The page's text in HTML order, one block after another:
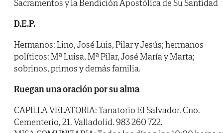
Sacramentos y la Bendición Apostólica de Su Santidad
D.E.P.
Hermanos: Lino, José Luis, Pilar y Jesús; hermanos
políticos: Mª Luisa, Mª Pilar, José María y Marta;
sobrinos, primos y demás familia.
Ruegan una oración por su alma
CAPILLA VELATORIA: Tanatorio El Salvador. Cno.
Cementerio, 21. Valladolid. 983 260 722.